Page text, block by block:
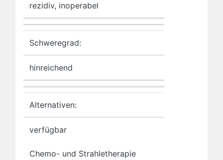
rezidiv, inoperabel
Schweregrad:
hinreichend
Alternativen:
verfügbar
Chemo- und Strahletherapie